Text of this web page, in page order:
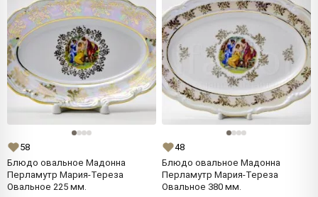
58
Блюдо овальное Мадонна
Перламутр Мария-Тереза
Овальное 225 мм.
48
Блюдо овальное Мадонна
Перламутр Мария-Тереза
Овальное 380 мм.